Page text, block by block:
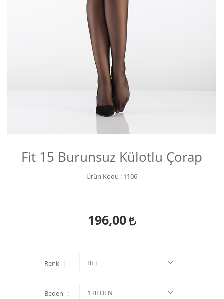
Fit 15 Burunsuz Külotlu Çorap
Ürün Kodu : 1106
196,00
Renk
Beden